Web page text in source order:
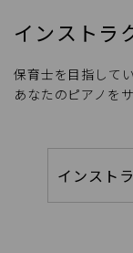
インストラ
保育士を目指して
あなたのピアノを
インスト